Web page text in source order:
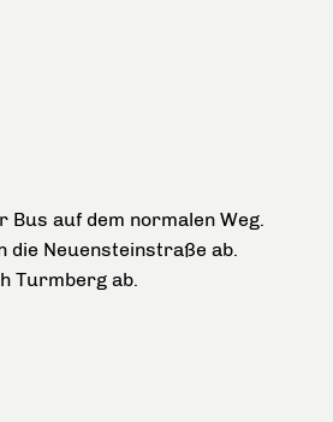
auf dem normalen Weg.
Neuensteinstraße ab.
Turmberg ab.